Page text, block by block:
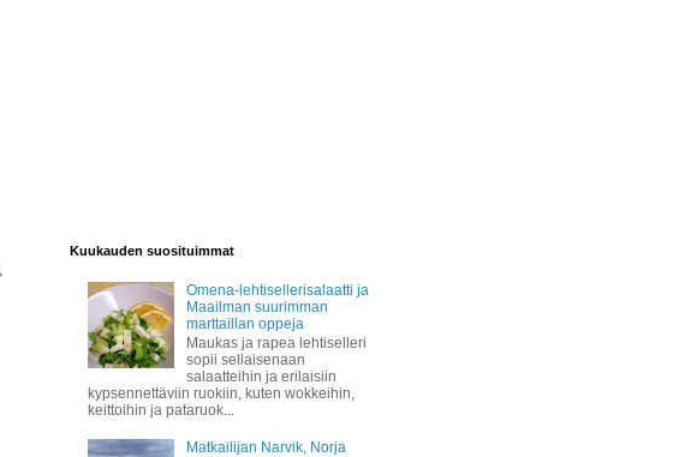
Kuukauden suosituimmat
Omena-lehtisellerisalaatti ja
Maailman suurimman
marttaillan oppeja
Maukas ja rapea lehtiselleri
sopii sellaisenaan
salaatteihin ja erilaisiin
kypsennettäviin ruokiin, kuten wokkeihin,
keittoihin ja pataruok...
Matkailijan Narvik, Norja